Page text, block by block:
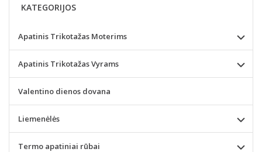
KATEGORIJOS
Apatinis Trikotažas Moterims
Apatinis Trikotažas Vyrams
Valentino dienos dovana
Liemenėlės
Termo apatiniai rūbai